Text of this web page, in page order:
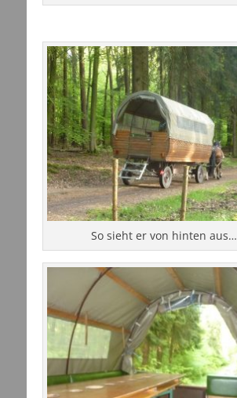
So sieht er von hinten aus…